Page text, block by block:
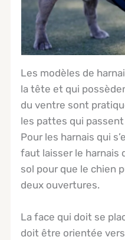
Les modèles de
la tête et qui
du ventre sont
les pattes qui
Pour les harnais qui
faut laisser le harnais
sol pour que le chien
deux ouvertures.
La face qui doit se
doit être orientée